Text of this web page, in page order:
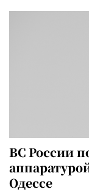
ВС России
Одессе